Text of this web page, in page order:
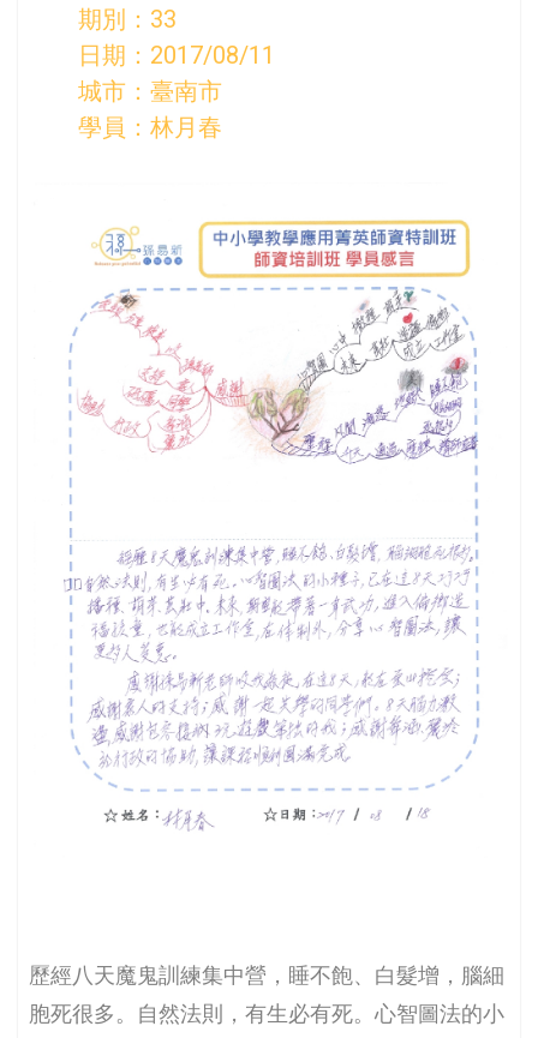
期別：33
日期：2017/08/11
城市：臺南市
學員：林月春
歷經八天魔鬼訓練集中營，睡不飽、白髮增，腦細
胞死很多。自然法則，有生必有死。心智圖法的小